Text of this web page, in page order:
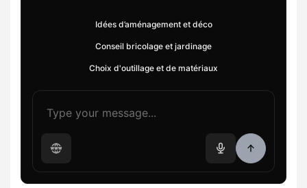
Idées d’aménagement et déco
Conseil bricolage et jardinage
Choix d'outillage et de matériaux